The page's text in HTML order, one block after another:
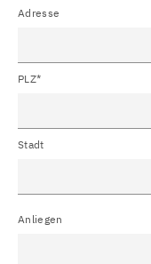
Adresse
PLZ*
Stadt
Anliegen